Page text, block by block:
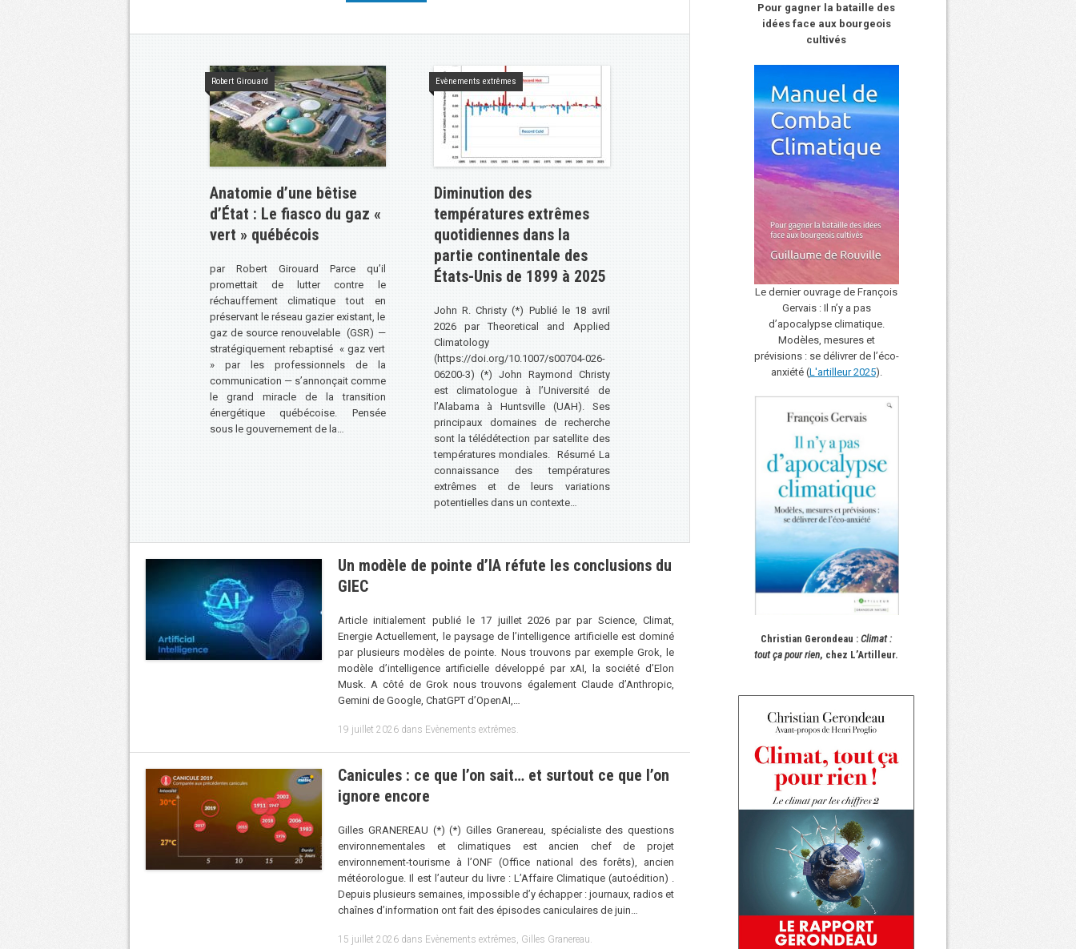
Robert Girouard
Anatomie d’une bêtise
d’État : Le fiasco du gaz «
vert » québécois
par Robert Girouard Parce qu’il
promettait de lutter contre le
réchauffement climatique tout en
préservant le réseau gazier existant, le
gaz de source renouvelable (GSR) —
stratégiquement rebaptisé « gaz vert
» par les professionnels de la
communication — s’annonçait comme
le grand miracle de la transition
énergétique québécoise. Pensée
sous le gouvernement de la…
Evènements extrêmes
Diminution des
températures extrêmes
quotidiennes dans la
partie continentale des
États-Unis de 1899 à 2025
John R. Christy (*) Publié le 18 avril
2026 par Theoretical and Applied
Climatology
(https://doi.org/10.1007/s00704-026-
06200-3) (*) John Raymond Christy
est climatologue à l’Université de
l’Alabama à Huntsville (UAH). Ses
principaux domaines de recherche
sont la télédétection par satellite des
températures mondiales. Résumé La
connaissance des températures
extrêmes et de leurs variations
potentielles dans un contexte…
Un modèle de pointe d’IA réfute les conclusions du
GIEC
Article initialement publié le 17 juillet 2026 par par Science, Climat,
Energie Actuellement, le paysage de l’intelligence artificielle est dominé
par plusieurs modèles de pointe. Nous trouvons par exemple Grok, le
modèle d’intelligence artificielle développé par xAI, la société d’Elon
Musk. A côté de Grok nous trouvons également Claude d’Anthropic,
Gemini de Google, ChatGPT d’OpenAI,…
19 juillet 2026 dans Evènements extrêmes.
Canicules : ce que l’on sait… et surtout ce que l’on
ignore encore
Gilles GRANEREAU (*) (*) Gilles Granereau, spécialiste des questions
environnementales et climatiques est ancien chef de projet
environnement-tourisme à l’ONF (Office national des forêts), ancien
météorologue. Il est l’auteur du livre : L’Affaire Climatique (autoédition) .
Depuis plusieurs semaines, impossible d’y échapper : journaux, radios et
chaînes d’information ont fait des épisodes caniculaires de juin…
15 juillet 2026 dans Evènements extrêmes, Gilles Granereau.
Pour gagner la bataille des
idées face aux bourgeois
cultivés
Le dernier ouvrage de François
Gervais : Il n’y a pas
d’apocalypse climatique.
Modèles, mesures et
prévisions : se délivrer de l’éco-
anxiété (L'artilleur 2025).
Christian Gerondeau : Climat :
tout ça pour rien, chez L’Artilleur.